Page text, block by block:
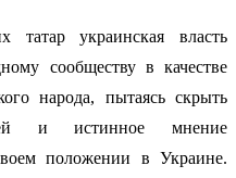
украинская власть
сообществу в качестве
народа, пытаясь скрыть
и истинное мнение
положении в Украине.